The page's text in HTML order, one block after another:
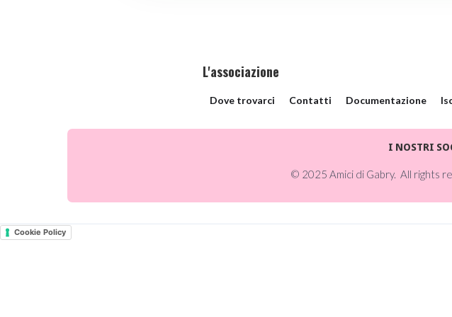
L'associazione
Dove trovarci Contatti Documentazione
I NOSTRI
© 2025 Amici di Gabry. All rights
Cookie Policy